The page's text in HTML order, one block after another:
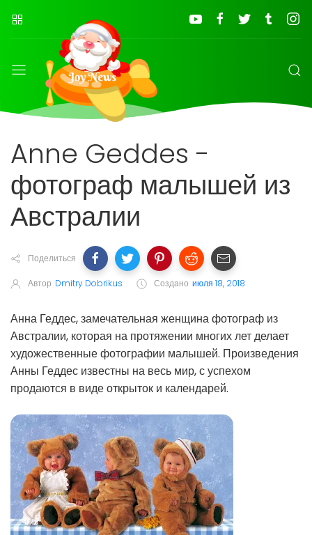
Anne Geddes -
фотограф малышей из
Австралии
Поделиться
Автор Dmitry Dobrikus Создано июля 18, 2018
Анна Геддес, замечательная женщина фотограф из
Австралии, которая на протяжении многих лет делает
художественные фотографии малышей. Произведения
Анны Геддес известны на весь мир, с успехом
продаются в виде открыток и календарей.